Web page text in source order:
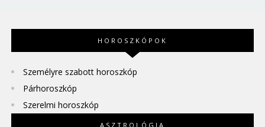
HOROSZKÓPOK
Személyre szabott horoszkóp
Párhoroszkóp
Szerelmi horoszkóp
ASZTROLÓGIA